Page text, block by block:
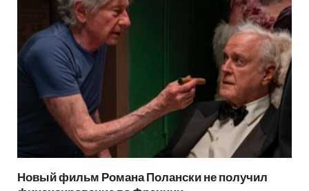
Новый фильм Романа Полански не получил